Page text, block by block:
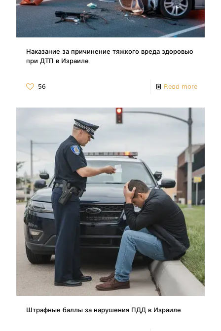
Наказание за причинение тяжкого вреда здоровью
при ДТП в Израиле
56 Read more
Штрафные баллы за нарушения ПДД в Израиле